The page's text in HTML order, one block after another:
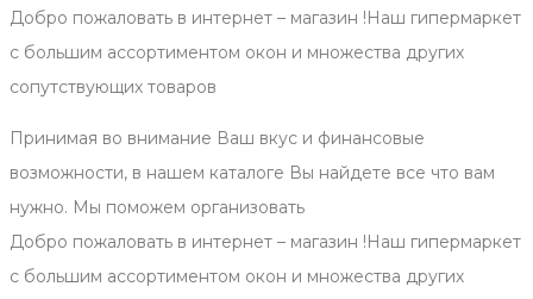
Добро пожаловать в интернет – магазин !Наш гипермаркет
с большим ассортиментом окон и множества других
сопутствующих товаров
Принимая во внимание Ваш вкус и финансовые
возможности, в нашем каталоге Вы найдете все что вам
нужно. Мы поможем организовать
Добро пожаловать в интернет – магазин !Наш гипермаркет
с большим ассортиментом окон и множества других